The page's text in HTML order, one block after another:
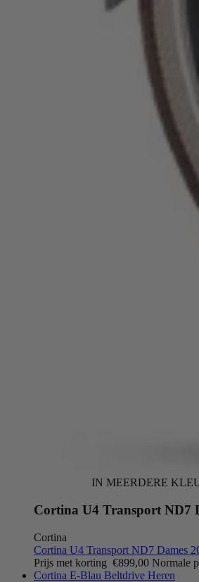
IN MEERDERE
Cortina U4 Transport ND7
Cortina
Cortina U4 Transport ND7 Dames
Prijs met korting €899,00 Normale
Cortina E-Blau Beltdrive Heren